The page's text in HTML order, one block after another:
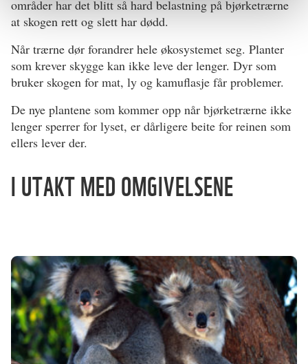
områder har det blitt så hard belastning på bjørketrærne
at skogen rett og slett har dødd.
Når trærne dør forandrer hele økosystemet seg. Planter
som krever skygge kan ikke leve der lenger. Dyr som
bruker skogen for mat, ly og kamuflasje får problemer.
De nye plantene som kommer opp når bjørketrærne ikke
lenger sperrer for lyset, er dårligere beite for reinen som
ellers lever der.
I UTAKT MED OMGIVELSENE